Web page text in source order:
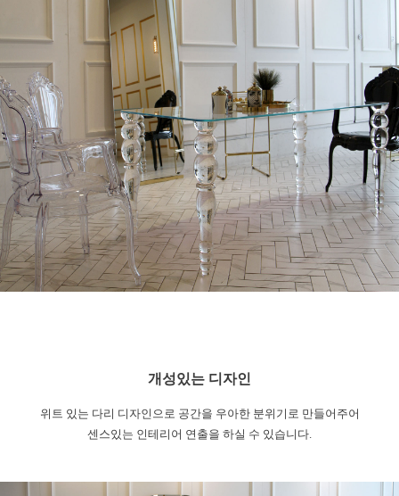
개성있는 디자인
위트 있는 다리 디자인으로 공간을 우아한 분위기로 만들어주어
센스있는 인테리어 연출을 하실 수 있습니다.